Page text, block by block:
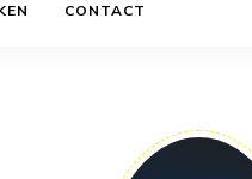
CONTACT